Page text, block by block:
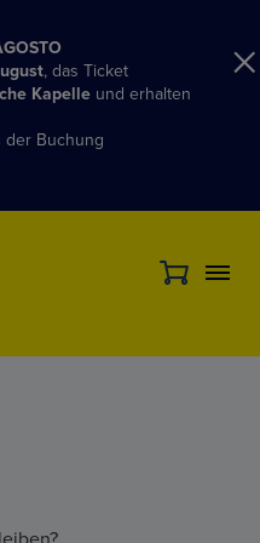
, das Ticket
Kapelle und erhalten
der Buchung